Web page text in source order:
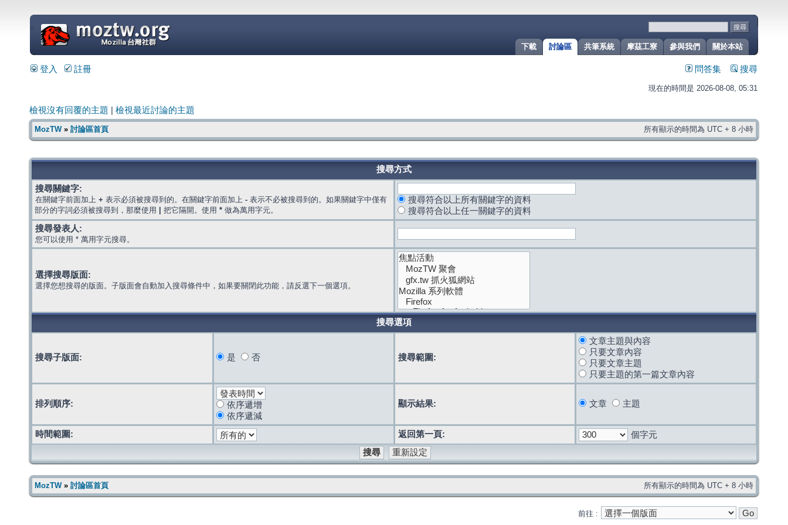
關於本站
參與我們
摩茲工寮
共筆系統
討論區
下載
=
登入 註冊 問答集 搜尋
現在的時間是 2026-08-08, 05:31
檢視沒有回覆的主題 檢視最近討論的主題
MozTW» 討論區首頁 所有顯示的時間為 UTC + 8 小時
搜尋方式
搜尋關鍵字:
在關鍵字前面加上 + 表示必須被搜尋到的。在關鍵字前面加上 - 表示不必被搜尋到的。如果關鍵字中僅有
部分的字詞必須被搜尋到，那麼使用
把它隔開。使用 * 做為萬用字元。
搜尋符合以上所有關鍵字的資料
搜尋符合以上任一關鍵字的資料
搜尋發表人:
您可以使用 * 萬用字元搜尋。
選擇搜尋版面:
選擇您想搜尋的版面。子版面會自動加入搜尋條件中，如果要關閉此功能，請反選下一個選項。
搜尋選項
搜尋子版面: 是 否 搜尋範圍:
文章主題與內容
只要文章內容
只要文章主題
只要主題的第一篇文章內容
排列順序:
依序遞增
依序遞減
顯示結果: 文章 主題
時間範圍: 返回第一頁: 個字元
MozTW» 討論區首頁 所有顯示的時間為 UTC + 8 小時
前往 :